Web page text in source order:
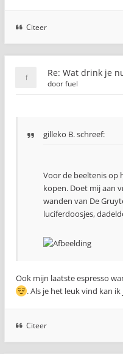
Citeer
Re: Wat drink je
doorfuel
gilleko B.schreef:
Voor de beeltenis op
kopen. Doet mij aan
wanden van De
luciferdoosjes,
Ook mijn laatste espresso
. Als je het leuk vind kan
Citeer